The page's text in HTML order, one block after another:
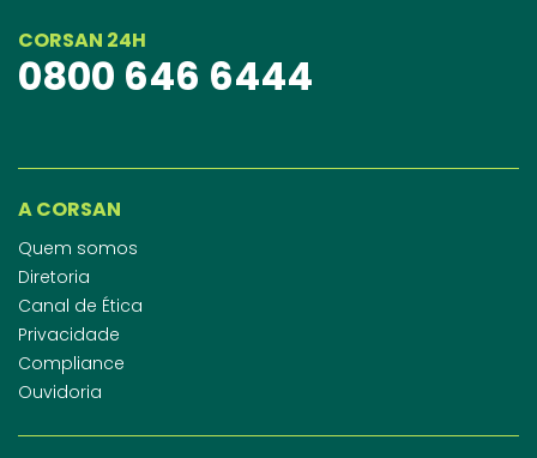
CORSAN 24H
0800 646 6444
A CORSAN
Quem somos
Diretoria
Canal de Ética
Privacidade
Compliance
Ouvidoria